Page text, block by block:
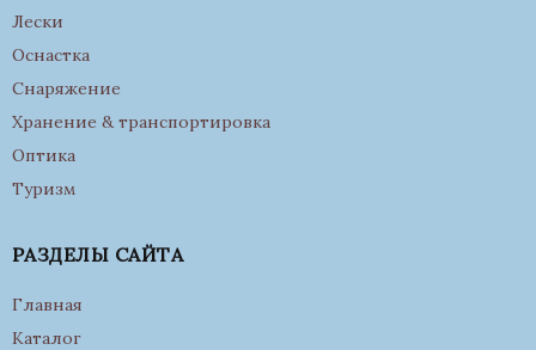
Лески
Оснастка
Снаряжение
Хранение & транспортировка
Оптика
Туризм
РАЗДЕЛЫ САЙТА
Главная
Каталог